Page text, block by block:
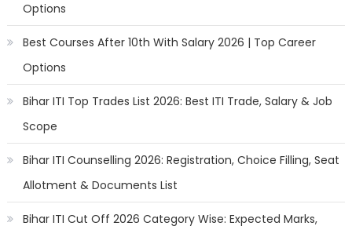
Options
Best Courses After 10th With Salary 2026 | Top Career
Options
Bihar ITI Top Trades List 2026: Best ITI Trade, Salary & Job
Scope
Bihar ITI Counselling 2026: Registration, Choice Filling, Seat
Allotment & Documents List
Bihar ITI Cut Off 2026 Category Wise: Expected Marks,